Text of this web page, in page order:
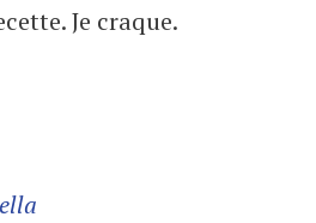
Je craque.